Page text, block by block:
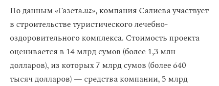
По данным «Газета.uz», компания Салиева участвует
в строительстве туристического лечебно-
оздоровительного комплекса. Стоимость проекта
оценивается в 14 млрд сумов (более 1,3 млн
долларов), из которых 7 млрд сумов (более 640
тысяч долларов) — средства компании, 5 млрд